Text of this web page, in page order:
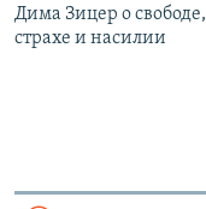
Дима Зицер о свободе,
страхе и насилии